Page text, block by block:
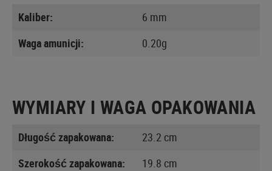
Kaliber:
6 mm
Waga amunicji:
0.20g
WYMIARY I WAGA OPAKOWANIA
Długość zapakowana:
23.2 cm
Szerokość zapakowana:
19.8 cm